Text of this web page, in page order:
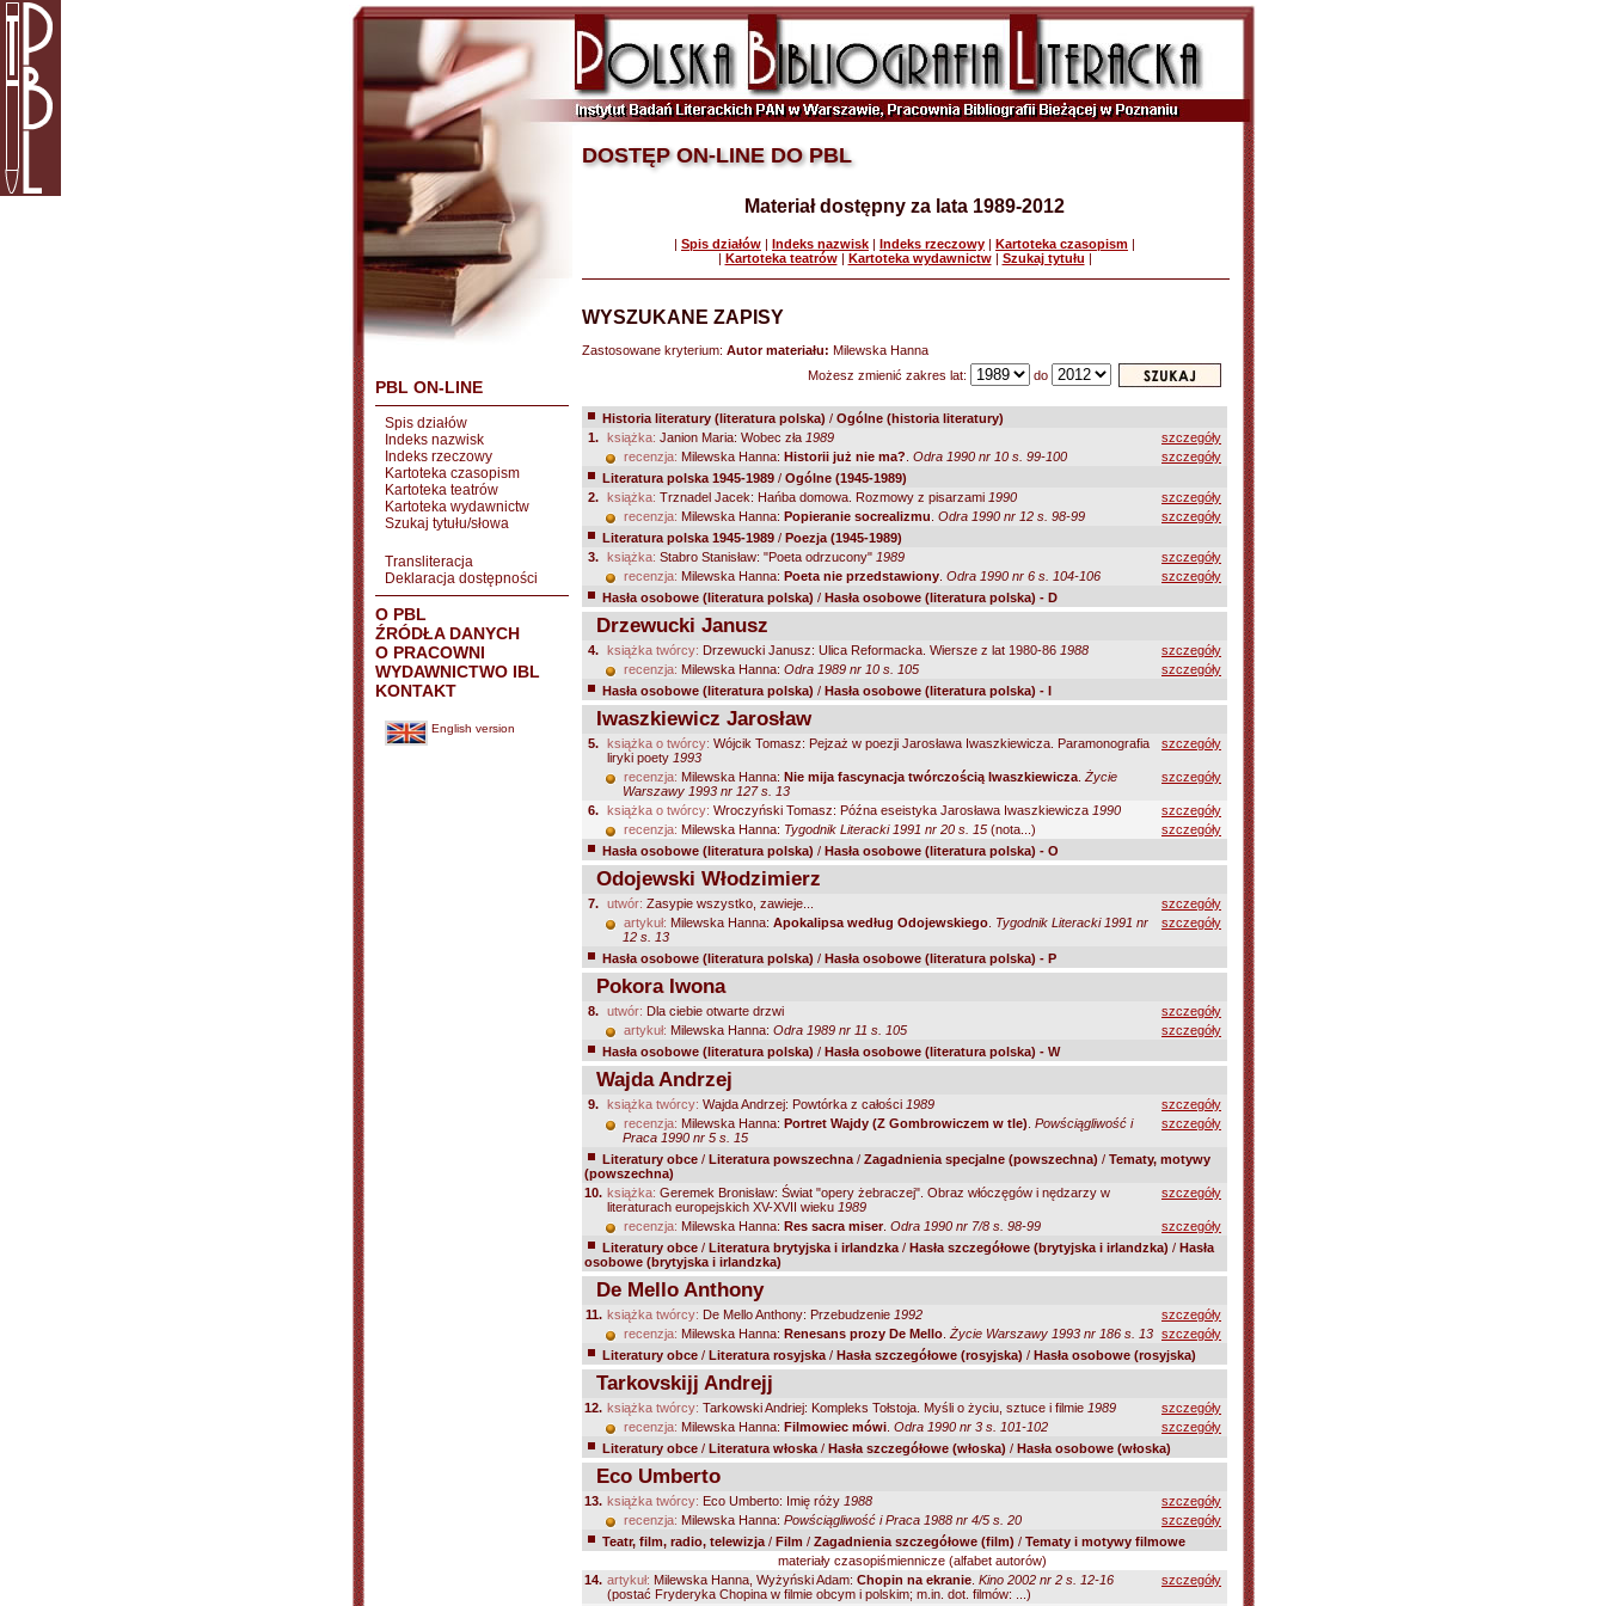
PBL ON-LINE
Spis działów
Indeks nazwisk
Indeks rzeczowy
Kartoteka czasopism
Kartoteka teatrów
Kartoteka wydawnictw
Szukaj tytułu/słowa
Transliteracja
Deklaracja dostępności
O PBL
ŹRÓDŁA DANYCH
O PRACOWNI
WYDAWNICTWO IBL
KONTAKT
English version
DOSTĘP ON-LINE DO PBL
Materiał dostępny za lata 1989-2012
| Spis działów | Indeks nazwisk | Indeks rzeczowy | Kartoteka czasopism |
| Kartoteka teatrów| Kartoteka wydawnictw| Szukaj tytułu |
WYSZUKANE ZAPISY
Zastosowane kryterium: Autor materiału: Milewska Hanna
Możesz zmienić zakres lat:
do
Historia literatury (literatura polska) / Ogólne (historia literatury)
1. książka: Janion Maria: Wobec zła 1989
szczegóły
recenzja: Milewska Hanna: Historii już nie ma? Odra 1990 nr 10 s. 99-100
szczegóły
Literatura polska 1945-1989 / Ogólne (1945-1989)
2. książka: Trznadel Jacek: Hańba domowa. Rozmowy z pisarzami 1990
szczegóły
recenzja: Milewska Hanna: Popieranie socrealizmu Odra 1990 nr 12 s. 98-99
szczegóły
Literatura polska 1945-1989 / Poezja (1945-1989)
3. książka: Stabro Stanisław: "Poeta odrzucony" 1989
szczegóły
recenzja: Milewska Hanna: Poeta nie przedstawiony Odra 1990 nr 6 s. 104-106
szczegóły
Hasła osobowe (literatura polska) / Hasła osobowe (literatura polska) - D
Drzewucki Janusz
4. książka twórcy: Drzewucki Janusz: Ulica Reformacka. Wiersze z lat 1980-86 1988
szczegóły
recenzja: Milewska Hanna: Odra 1989 nr 10 s. 105
szczegóły
Hasła osobowe (literatura polska) / Hasła osobowe (literatura polska) - I
Iwaszkiewicz Jarosław
5. książka o twórcy: Wójcik Tomasz: Pejzaż w poezji Jarosława Iwaszkiewicza. Paramonografia
liryki poety 1993
szczegóły
recenzja: Milewska Hanna: Nie mija fascynacja twórczością Iwaszkiewicza Życie
Warszawy 1993 nr 127 s. 13
szczegóły
6. książka o twórcy: Wroczyński Tomasz: Późna eseistyka Jarosława Iwaszkiewicza 1990
szczegóły
recenzja: Milewska Hanna: Tygodnik Literacki 1991 nr 20 s. 15 (nota...)
szczegóły
Hasła osobowe (literatura polska) / Hasła osobowe (literatura polska) - O
Odojewski Włodzimierz
7. utwór: Zasypie wszystko, zawieje...
szczegóły
artykuł: Milewska Hanna: Apokalipsa według Odojewskiego Tygodnik Literacki 1991 nr
12 s. 13
szczegóły
Hasła osobowe (literatura polska) / Hasła osobowe (literatura polska) - P
Pokora Iwona
8. utwór: Dla ciebie otwarte drzwi
szczegóły
artykuł: Milewska Hanna: Odra 1989 nr 11 s. 105
szczegóły
Hasła osobowe (literatura polska) / Hasła osobowe (literatura polska) - W
Wajda Andrzej
9. książka twórcy: Wajda Andrzej: Powtórka z całości 1989
szczegóły
recenzja: Milewska Hanna: Portret Wajdy (Z Gombrowiczem w tle) Powściągliwość i
Praca 1990 nr 5 s. 15
szczegóły
Literatury obce / Literatura powszechna / Zagadnienia specjalne (powszechna) / Tematy, motywy
(powszechna)
10. książka: Geremek Bronisław: Świat "opery żebraczej". Obraz włóczęgów i nędzarzy w
literaturach europejskich XV-XVII wieku 1989
szczegóły
recenzja: Milewska Hanna: Res sacra miser. Odra 1990 nr 7/8 s. 98-99
szczegóły
Literatury obce / Literatura brytyjska i irlandzka / Hasła szczegółowe (brytyjska i irlandzka) / Hasła
osobowe (brytyjska i irlandzka)
De Mello Anthony
11. książka twórcy: De Mello Anthony: Przebudzenie 1992
szczegóły
recenzja: Milewska Hanna: Renesans prozy De Mello Życie Warszawy 1993 nr 186 s. 13 szczegóły
Literatury obce / Literatura rosyjska / Hasła szczegółowe (rosyjska) / Hasła osobowe (rosyjska)
Tarkovskijj Andrejj
12. książka twórcy: Tarkowski Andriej: Kompleks Tołstoja. Myśli o życiu, sztuce i filmie 1989
szczegóły
recenzja: Milewska Hanna: Filmowiec mówi Odra 1990 nr 3 s. 101-102
szczegóły
Literatury obce / Literatura włoska / Hasła szczegółowe (włoska) / Hasła osobowe (włoska)
Eco Umberto
13. książka twórcy: Eco Umberto: Imię róży 1988
szczegóły
recenzja: Milewska Hanna: Powściągliwość i Praca 1988 nr 4/5 s. 20
szczegóły
Teatr, film, radio, telewizja / Film / Zagadnienia szczegółowe (film) / Tematy i motywy filmowe
materiały czasopiśmiennicze (alfabet autorów)
14. artykuł: Milewska Hanna, Wyżyński Adam: Chopin na ekranie Kino 2002 nr 2 s. 12-16
(postać Fryderyka Chopina w filmie obcym i polskim; m.in. dot. filmów: ...)
szczegóły